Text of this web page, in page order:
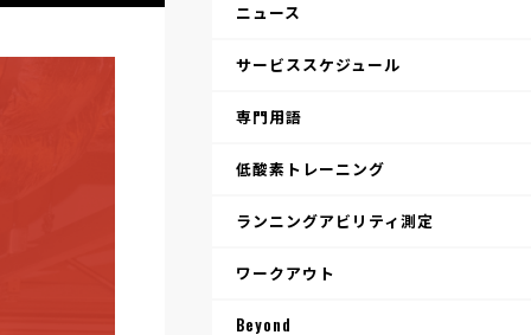
ニュース
サービススケジュール
専門用語
低酸素トレーニング
ランニングアビリティ測定
ワークアウト
Beyond